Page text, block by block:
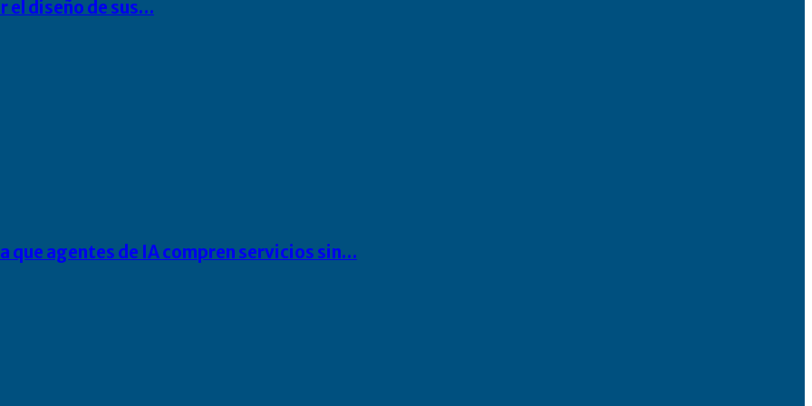
el diseño de sus…
agentes de IA compren servicios sin…